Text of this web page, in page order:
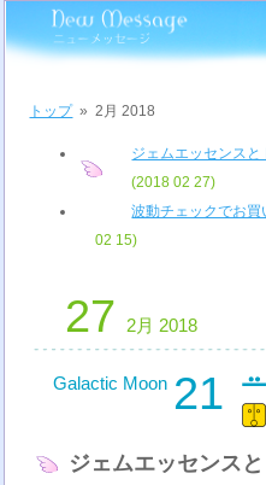
トップ»2月 2018
ジェムエッセンスと
(2018 02 27)
波動チェックでお買
02 15)
27 2月 2018
Galactic Moon 21
ジェムエッセンス